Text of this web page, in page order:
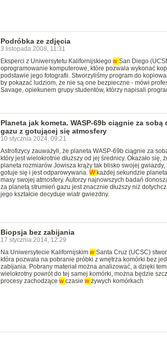
Podróbka ze zdjęcia
3 listopada 2008, 11:31
Eksperci z Uniwersytetu Kalifornijskiego w San Diego
oprogramowanie komputerowe, które pozwala wykonać
podstawie jego fotografii. Stworzyliśmy program do
by pokazać ludziom, że nie są one bezpieczne - mówi
Savage, opiekunem grupy studentów, którzy napisali
Planeta jak kometa. WASP-69b ciągnie za sobą
gazu z gotującej się atmosfery
10 stycznia 2024, 09:21
Astrofizycy zauważyli, że planeta WASP-69b ciągnie za
który jest wielokrotnie dłuższy od jej średnicy. Okazało się,
planeta rozmiarów Jowisza krąży tak blisko swojej gwiazdy,
gotuje się i jest odparowywana. W każdej sekundzie
masy swojej atmosfery. Autorzy najnowszych badań
za planetą strumień gazu jest znacznie dłuższy niż
jego kształcie decyduje wiatr gwiezdny.
Biopsja bez zabijania
17 stycznia 2014, 12:29
Na Uniwersytecie Kalifornijskim w Santa Cruz (UCSC)
która pozwala na pobranie próbki z wnętrza komórki bez
zabijania. Pobrany materiał można analizować, a dzięki
wielokrotny powrót do tej samej komórki, można będzie
procesy zachodzące w czasie w żywych komórkach